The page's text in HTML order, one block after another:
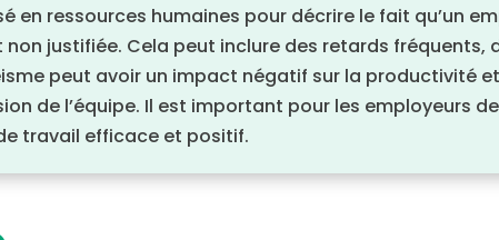
en ressources humaines pour décrire le fait qu’un
non justifiée. Cela peut inclure des retards fréquents,
peut avoir un impact négatif sur la productivité
de l’équipe. Il est important pour les employeurs
travail efficace et positif.